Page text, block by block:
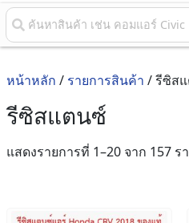
หน้าหลัก / รายการสินค้า / รีซิส
รีซิสแตนซ์
แสดงรายการที่ 1–20 จาก 157 ร